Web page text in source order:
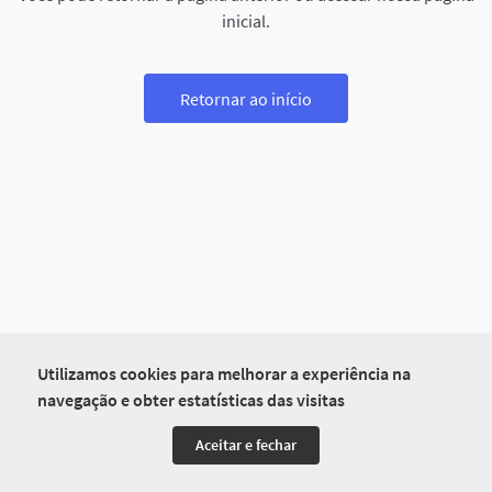
Utilizamos cookies para melhorar a experiência na
navegação e obter estatísticas das visitas
Aceitar e fechar
inicial.
Retornar ao início